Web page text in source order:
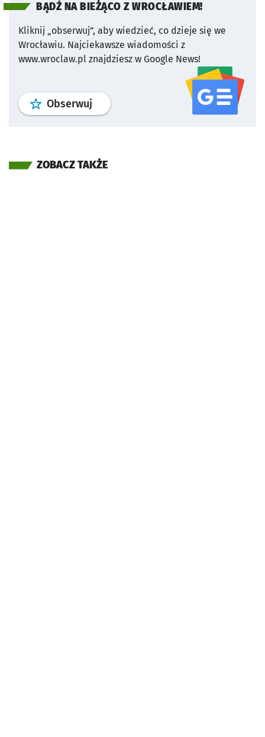
BĄDŹ NA BIEŻĄCO Z WROCŁAWIEM!
Kliknij „obserwuj”, aby wiedzieć, co dzieje się we
Wrocławiu. Najciekawsze wiadomości z
www.wroclaw.pl znajdziesz w Google News!
Obserwuj profil serwisu
ZOBACZ TAKŻE